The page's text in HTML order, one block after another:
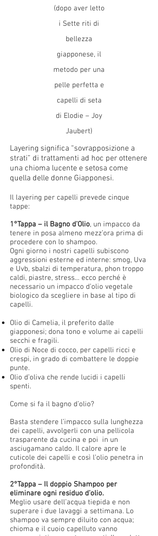
(dopo aver letto
i Sette riti di
bellezza
giapponese, il
metodo per una
pelle perfetta e
capelli di seta
di Elodie – Joy
Jaubert)
Layering significa “sovrapposizione a
strati” di trattamenti ad hoc per ottenere
una chioma lucente e setosa come
quella delle donne Giapponesi.
Il layering per capelli prevede cinque
tappe:
1°Tappa – il Bagno d’Olio, un impacco da
tenere in posa almeno mezz’ora prima di
procedere con lo shampoo.
Ogni giorno i nostri capelli subiscono
aggressioni esterne ed interne: smog, Uva
e Uvb, sbalzi di temperatura, phon troppo
caldi, piastre, stress… ecco perché è
necessario un impacco d’olio vegetale
biologico da scegliere in base al tipo di
capelli.
Olio di Camelia, il preferito dalle
giapponesi; dona tono e volume ai capelli
secchi e fragili.
Olio di Noce di cocco, per capelli ricci e
crespi, in grado di combattere le doppie
punte.
Olio d’oliva che rende lucidi i capelli
spenti.
Come si fa il bagno d’olio?
Basta stendere l’impacco sulla lunghezza
dei capelli, avvolgerli con una pellicola
trasparente da cucina e poi in un
asciugamano caldo. Il calore apre le
cuticole dei capelli e così l’olio penetra in
profondità.
2°Tappa – Il doppio Shampoo per
eliminare ogni residuo d’olio.
Meglio usare dell’acqua tiepida e non
superare i due lavaggi a settimana. Lo
shampoo va sempre diluito con acqua;
chioma e il cuoio capelluto vanno